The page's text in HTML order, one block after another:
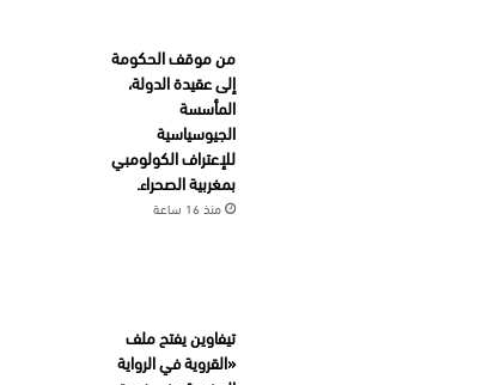
من موقف الحكومة
إلى عقيدة الدولة،
المأسسة
الجيوسياسية
للإعتراف الكولومبي
بمغربية الصحراء.
منذ 16 ساعة
تيفاوين يفتح ملف
«القروية في الرواية